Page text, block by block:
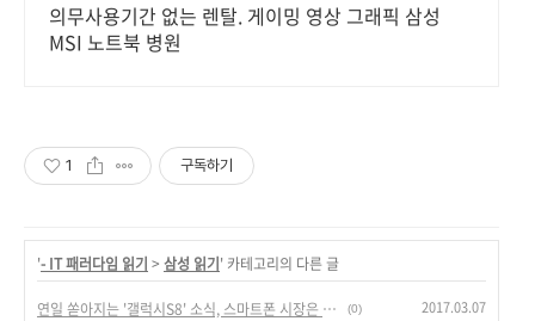
의무사용기간 없는 렌탈. 게이밍 영상 그래픽 삼성
MSI 노트북 병원
1 구독하기
'- IT 패러다임 읽기 > 삼성 읽기' 카테고리의 다른 글
연일 쏟아지는 '갤럭시S8' 소식, 스마트폰 시장은 지금 '갤S8'를 기다리나? (0) 2017.03.07